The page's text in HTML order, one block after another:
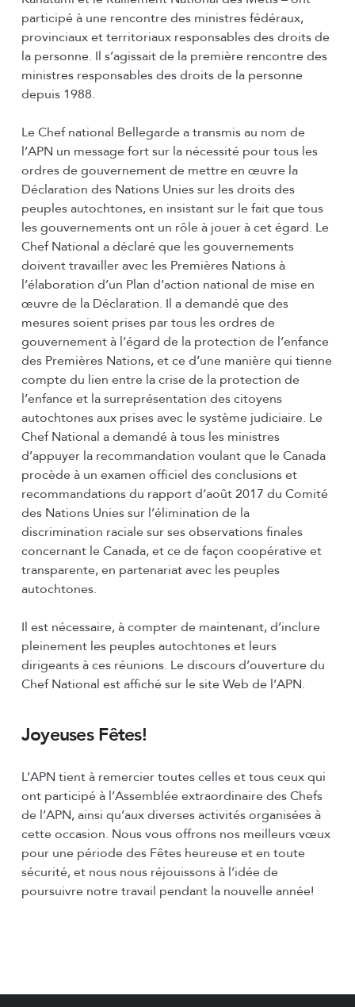
participé à une rencontre des ministres fédéraux,
provinciaux et territoriaux responsables des droits de
la personne. Il s’agissait de la première rencontre des
ministres responsables des droits de la personne
depuis 1988.
Le Chef national Bellegarde a transmis au nom de
l’APN un message fort sur la nécessité pour tous les
ordres de gouvernement de mettre en œuvre la
Déclaration des Nations Unies sur les droits des
peuples autochtones, en insistant sur le fait que tous
les gouvernements ont un rôle à jouer à cet égard. Le
Chef National a déclaré que les gouvernements
doivent travailler avec les Premières Nations à
l’élaboration d’un Plan d’action national de mise en
œuvre de la Déclaration. Il a demandé que des
mesures soient prises par tous les ordres de
gouvernement à l’égard de la protection de l’enfance
des Premières Nations, et ce d’une manière qui tienne
compte du lien entre la crise de la protection de
l’enfance et la surreprésentation des citoyens
autochtones aux prises avec le système judiciaire. Le
Chef National a demandé à tous les ministres
d’appuyer la recommandation voulant que le Canada
procède à un examen officiel des conclusions et
recommandations du rapport d’août 2017 du Comité
des Nations Unies sur l’élimination de la
discrimination raciale sur ses observations finales
concernant le Canada, et ce de façon coopérative et
transparente, en partenariat avec les peuples
autochtones.
Il est nécessaire, à compter de maintenant, d’inclure
pleinement les peuples autochtones et leurs
dirigeants à ces réunions. Le discours d’ouverture du
Chef National est affiché sur le site Web de l’APN.
Joyeuses Fêtes!
L’APN tient à remercier toutes celles et tous ceux qui
ont participé à l’Assemblée extraordinaire des Chefs
de l’APN, ainsi qu’aux diverses activités organisées à
cette occasion. Nous vous offrons nos meilleurs vœux
pour une période des Fêtes heureuse et en toute
sécurité, et nous nous réjouissons à l’idée de
poursuivre notre travail pendant la nouvelle année!